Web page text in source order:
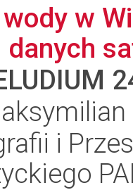
w
danych
i